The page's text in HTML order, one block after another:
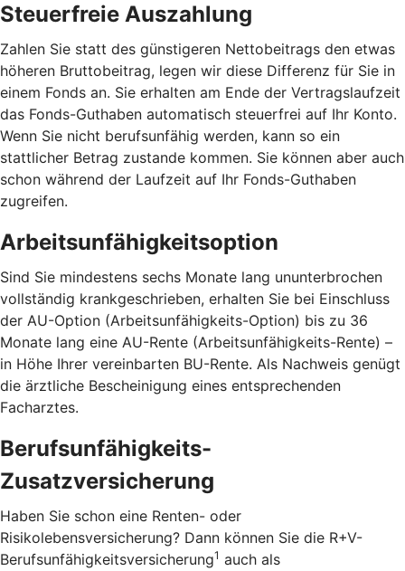
Steuerfreie Auszahlung
Zahlen Sie statt des günstigeren Nettobeitrags den etwas
höheren Bruttobeitrag, legen wir diese Differenz für Sie in
einem Fonds an. Sie erhalten am Ende der Vertragslaufzeit
das Fonds-Guthaben automatisch steuerfrei auf Ihr Konto.
Wenn Sie nicht berufsunfähig werden, kann so ein
stattlicher Betrag zustande kommen. Sie können aber auch
schon während der Laufzeit auf Ihr Fonds-Guthaben
zugreifen.
Arbeitsunfähigkeitsoption
Sind Sie mindestens sechs Monate lang ununterbrochen
vollständig krankgeschrieben, erhalten Sie bei Einschluss
der AU-Option (Arbeitsunfähigkeits-Option) bis zu 36
Monate lang eine AU-Rente (Arbeitsunfähigkeits-Rente) –
in Höhe Ihrer vereinbarten BU-Rente. Als Nachweis genügt
die ärztliche Bescheinigung eines entsprechenden
Facharztes.
Berufsunfähigkeits-
Zusatzversicherung
Haben Sie schon eine Renten- oder
Risikolebensversicherung? Dann können Sie die R+V-
Berufsunfähigkeitsversicherung1 auch als